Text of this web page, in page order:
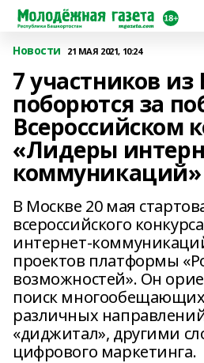
Новости 21 МАЯ 2021, 10:24
7 участников
поборются за
Всероссийском
«Лидеры
коммуникаций»
В Москве 20 мая
всероссийского
интернет-
проектов платформы
возможностей». Он
поиск
различных
«диджитал», другими
цифрового маркетинга.